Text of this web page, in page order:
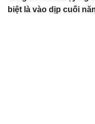
biệt là vào dịp cuối